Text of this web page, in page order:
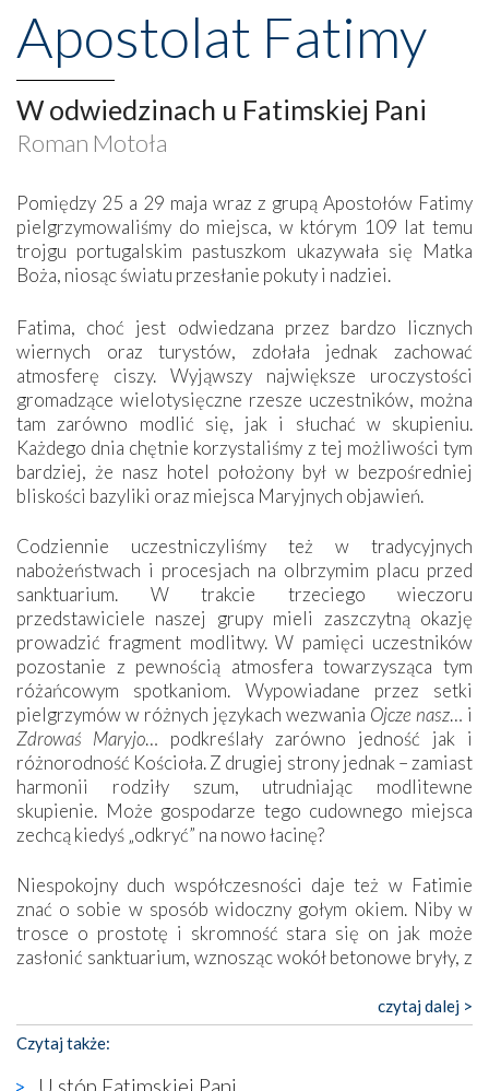
Apostolat Fatimy
W odwiedzinach u Fatimskiej Pani
Roman Motoła
Pomiędzy 25 a 29 maja wraz z grupą Apostołów Fatimy
pielgrzymowaliśmy do miejsca, w którym 109 lat temu
trojgu portugalskim pastuszkom ukazywała się Matka
Boża, niosąc światu przesłanie pokuty i nadziei.
Fatima, choć jest odwiedzana przez bardzo licznych
wiernych oraz turystów, zdołała jednak zachować
atmosferę ciszy. Wyjąwszy największe uroczystości
gromadzące wielotysięczne rzesze uczestników, można
tam zarówno modlić się, jak i słuchać w skupieniu.
Każdego dnia chętnie korzystaliśmy z tej możliwości tym
bardziej, że nasz hotel położony był w bezpośredniej
bliskości bazyliki oraz miejsca Maryjnych objawień.
Codziennie uczestniczyliśmy też w tradycyjnych
nabożeństwach i procesjach na olbrzymim placu przed
sanktuarium. W trakcie trzeciego wieczoru
przedstawiciele naszej grupy mieli zaszczytną okazję
prowadzić fragment modlitwy. W pamięci uczestników
pozostanie z pewnością atmosfera towarzysząca tym
różańcowym spotkaniom. Wypowiadane przez setki
pielgrzymów w różnych językach wezwania Ojcze nasz… i
Zdrowaś Maryjo… podkreślały zarówno jedność jak i
różnorodność Kościoła. Z drugiej strony jednak – zamiast
harmonii rodziły szum, utrudniając modlitewne
skupienie. Może gospodarze tego cudownego miejsca
zechcą kiedyś „odkryć” na nowo łacinę?
Niespokojny duch współczesności daje też w Fatimie
znać o sobie w sposób widoczny gołym okiem. Niby w
trosce o prostotę i skromność stara się on jak może
zasłonić sanktuarium, wznosząc wokół betonowe bryły, z
katolickiego kultu. Tylko co wspólnego z żywą,
autentyczną wiarą mogą mieć płaskie, szare bunkry albo
kaplice, w których Tabernakulum przypomina bardziej
skrzynkę na narzędzia? Albo co powiedzieć o ustawionym
czytaj dalej >
Czytaj także:
U stóp Fatimskiej Pani